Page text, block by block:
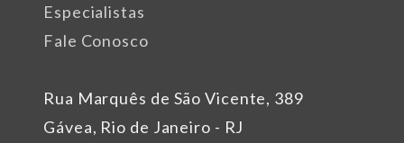
Rua Marquês de São Vicente, 389
Gávea, Rio de Janeiro - RJ
Especialistas
Fale Conosco